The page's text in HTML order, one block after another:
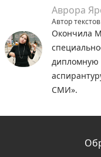
Аврора
Автор текстов
Окончила
дипломную
СМИ».